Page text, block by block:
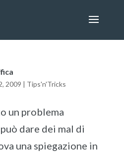
2009 | Tips'n'Tricks
un problema
dare dei mal di
una spiegazione in